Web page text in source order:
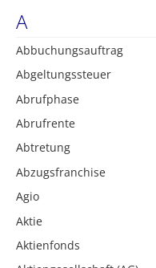
A
Abbuchungsauftrag
Abgeltungssteuer
Abrufphase
Abrufrente
Abtretung
Abzugsfranchise
Agio
Aktie
Aktienfonds